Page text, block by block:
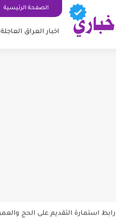
الصفحة الرئيسية
اخبار العراق العاجلة